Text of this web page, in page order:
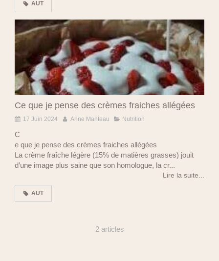
AUT
Ce que je pense des crèmes fraiches allégées
17 Juin 2024 Anne Manteau Nutrition
C
e que je pense des crèmes fraiches allégées
La crème fraîche légère (15% de matières grasses) jouit
d’une image plus saine que son homologue, la cr...
Lire la suite...
AUT
2 articles